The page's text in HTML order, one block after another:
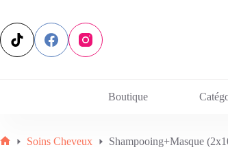
contenu
Boutique
Soins Cheveux Shampooing+Masque